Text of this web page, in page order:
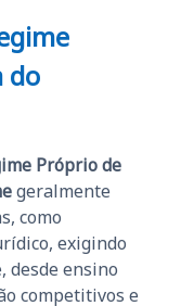
do
Próprio de
geralmente
como
exigindo
desde ensino
competitivos e